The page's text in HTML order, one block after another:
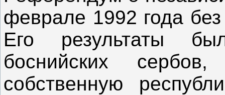
феврале 1992 года
Его результаты
боснийских
собственную